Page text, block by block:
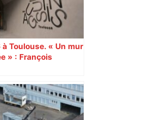
Toulouse. « Un mur
» : François